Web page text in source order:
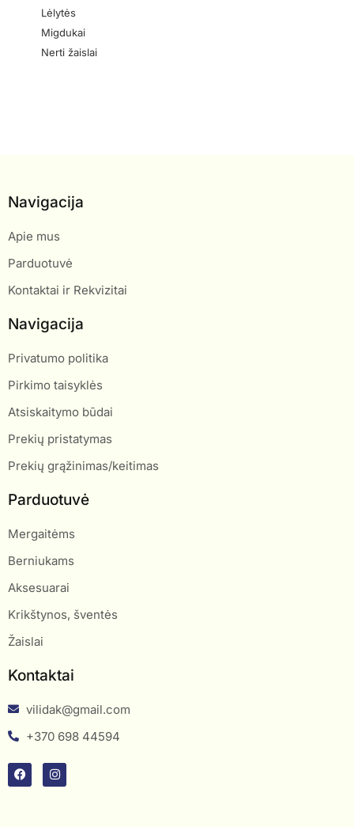
Lėlytės
Migdukai
Nerti žaislai
Navigacija
Apie mus
Parduotuvė
Kontaktai ir Rekvizitai
Navigacija
Privatumo politika
Pirkimo taisyklės
Atsiskaitymo būdai
Prekių pristatymas
Prekių grąžinimas/keitimas
Parduotuvė
Mergaitėms
Berniukams
Aksesuarai
Krikštynos, šventės
Žaislai
Kontaktai
vilidak@gmail.com
+370 698 44594